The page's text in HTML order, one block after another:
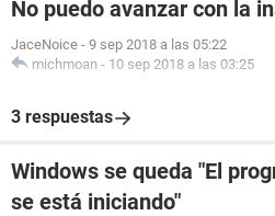
No puedo avanzar con la
JaceNoice - 9 sep 2018 a las 05:22
michmoan - 10 sep 2018 a las 03:25
3 respuestas
Windows se queda "El
se está iniciando"